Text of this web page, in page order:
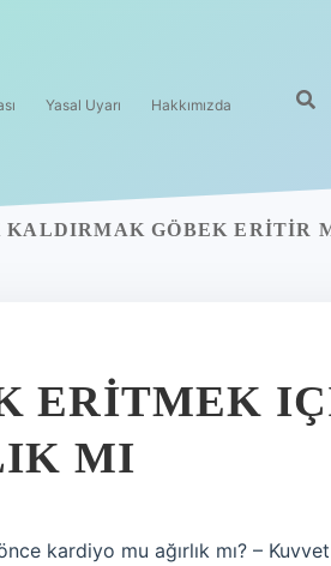
Yasal Uyarı Hakkımızda
KALDIRMAK GÖBEK ERITIR
ERITMEK
MI
kardiyo mu ağırlık mı? –